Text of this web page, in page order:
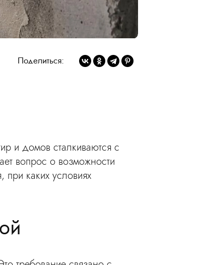
Поделиться:
и домов сталкиваются с
вопрос о возможности
при каких условиях